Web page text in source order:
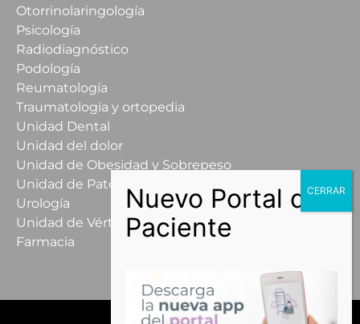
Otorrinolaringología
Psicología
Radiodiagnóstico
Podología
Reumatología
Traumatología y ortopedia
Unidad Dental
Unidad del dolor
Unidad de Obesidad y Sobrepeso
Unidad de Patología Mamaria
Urología
Unidad de Vértigo
Farmacia